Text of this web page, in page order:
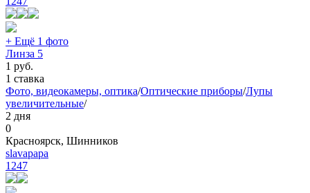
+ Ещё 1 фото
Линза 5
1 руб.
1 ставка
Фото, видеокамеры, оптика/Оптические приборы/Лупы
увеличительные/
2 дня
0
Красноярск, Шинников
slavapapa
1247